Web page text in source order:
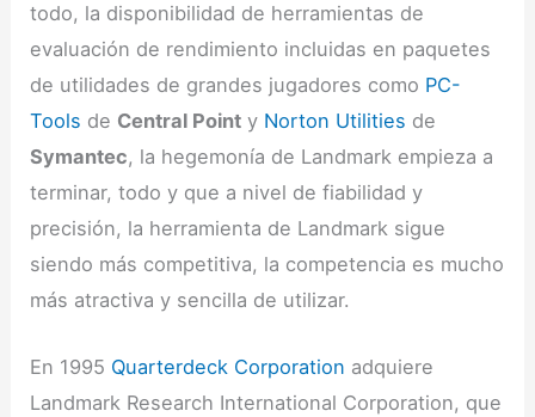
todo, la disponibilidad de herramientas de
evaluación de rendimiento incluidas en paquetes
de utilidades de grandes jugadores como PC-
Tools de Central Point y Norton Utilities de
Symantec, la hegemonía de Landmark empieza a
terminar, todo y que a nivel de fiabilidad y
precisión, la herramienta de Landmark sigue
siendo más competitiva, la competencia es mucho
más atractiva y sencilla de utilizar.
En 1995 Quarterdeck Corporation adquiere
Landmark Research International Corporation, que